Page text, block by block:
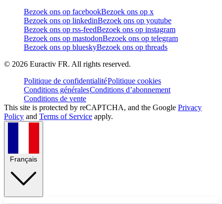
Bezoek ons op facebookBezoek ons op x
Bezoek ons op linkedinBezoek ons op youtube
Bezoek ons op rss-feedBezoek ons op instagram
Bezoek ons op mastodonBezoek ons op telegram
Bezoek ons op blueskyBezoek ons op threads
© 2026 Euractiv FR. All rights reserved.
Politique de confidentialitéPolitique cookies
Conditions généralesConditions d’abonnement
Conditions de vente
This site is protected by reCAPTCHA, and the Google Privacy
Policy and Terms of Service apply.
Français